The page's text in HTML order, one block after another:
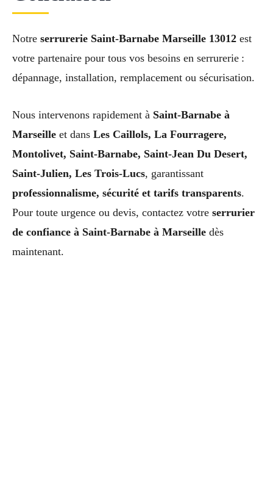
Notre serrurerie Saint-Barnabe Marseille 13012 est
votre partenaire pour tous vos besoins en serrurerie :
dépannage, installation, remplacement ou sécurisation.
Nous intervenons rapidement à Saint-Barnabe à
Marseille et dans Les Caillols, La Fourragere,
Montolivet, Saint-Barnabe, Saint-Jean Du Desert,
Saint-Julien, Les Trois-Lucs, garantissant
professionnalisme, sécurité et tarifs transparents.
Pour toute urgence ou devis, contactez votre serrurier
de confiance à Saint-Barnabe à Marseille dès
maintenant.